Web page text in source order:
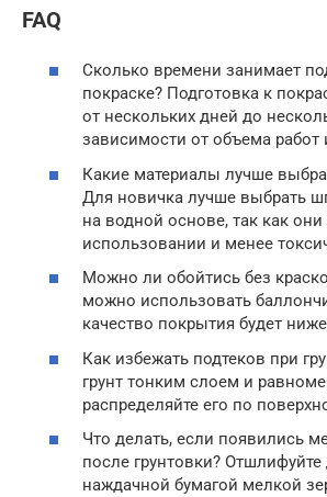
FAQ
Сколько времени занимает
покраске? Подготовка к
от нескольких дней до
зависимости от объема
Какие материалы лучше
Для новичка лучше выбрать
на водной основе, так как
использовании и менее
Можно ли обойтись без
можно использовать
качество покрытия будет
Как избежать подтеков при
грунт тонким слоем и
распределяйте его по
Что делать, если появились
после грунтовки?
наждачной бумагой мелкой